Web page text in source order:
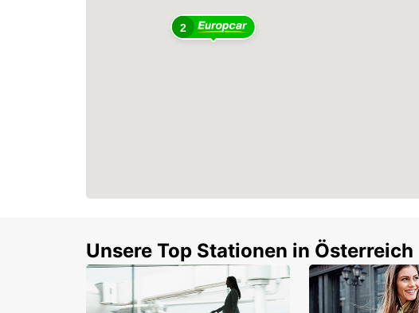
2
Unsere Top Stationen in Österreich